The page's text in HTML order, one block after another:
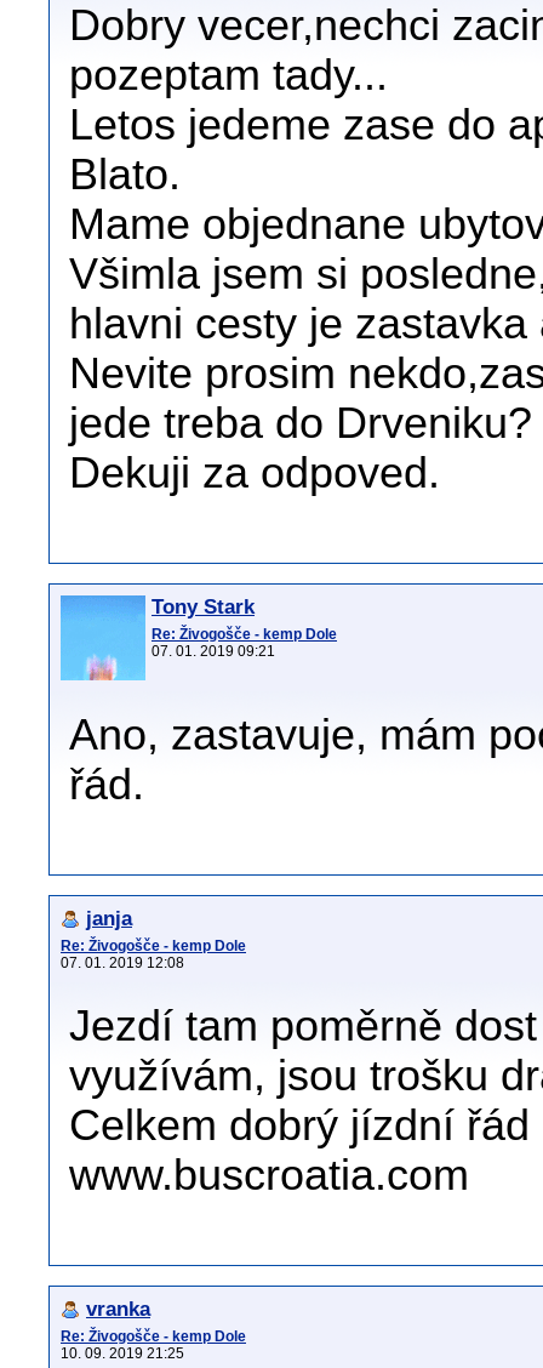
Dobry vecer,nechci
pozeptam tady...
Letos jedeme zase do
Blato.
Mame objednane
Všimla jsem si
hlavni cesty je zastavka
Nevite prosim
jede treba do Drveniku?
Dekuji za odpoved.
Tony Stark
Re: Živogošče - kemp Dole
07. 01. 2019 09:21
Ano, zastavuje, mám
řád.
janja
Re: Živogošče - kemp Dole
07. 01. 2019 12:08
Jezdí tam poměrně
využívám, jsou trošku
Celkem dobrý jízdní řád
www.buscroatia.com
vranka
Re: Živogošče - kemp Dole
10. 09. 2019 21:25